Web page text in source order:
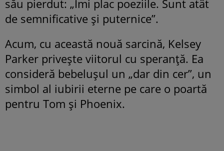
său pierdut: „Îmi plac poeziile. Sunt atât
de semnificative și puternice”.
Acum, cu această nouă sarcină, Kelsey
Parker privește viitorul cu speranță. Ea
consideră bebelușul un „dar din cer”, un
simbol al iubirii eterne pe care o poartă
pentru Tom și Phoenix.